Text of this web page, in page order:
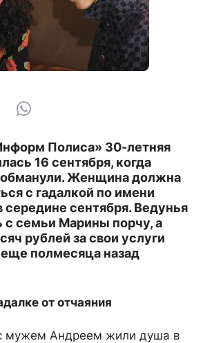
Полиса» 30-летняя
16 сентября, когда
обманули. Женщина должна
с гадалкой по имени
середине сентября. Ведунья
с семьи Марины порчу, а
рублей за свои услуги
еще полмесяца назад
от отчаяния
мужем Андреем жили душа в